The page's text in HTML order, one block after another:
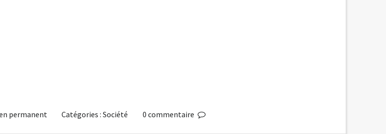
permanent Catégories :Société 0 commentaire